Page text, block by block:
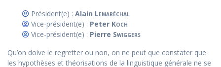
Président(e) : Alain Lemaréchal
Vice-président(e) : Peter Koch
Vice-président(e) : Pierre Swiggers
Qu’on doive le regretter ou non, on ne peut que constater que
les hypothèses et théorisations de la linguistique générale ne se